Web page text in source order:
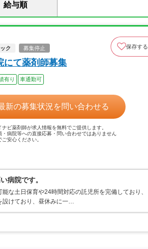
給与順
ク 募集停止 保存する
にて薬剤師募集
有り 車通勤可
新の募集状況を問い合わせる
ナビ薬剤師が求人情報を無料でご提供します。
・病院等への直接応募・問い合わせではありません
ご安心ください。
病院です。
な土日保育や24時間対応の託児所を完備しており、
設けており、昼休みに一…